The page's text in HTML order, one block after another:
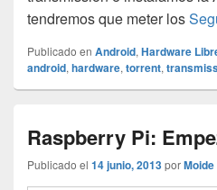
tendremos que meter los
Publicado en Android, Hardware
android, hardware, torrent,
Raspberry Pi:
Publicado el 14 junio, 2013por